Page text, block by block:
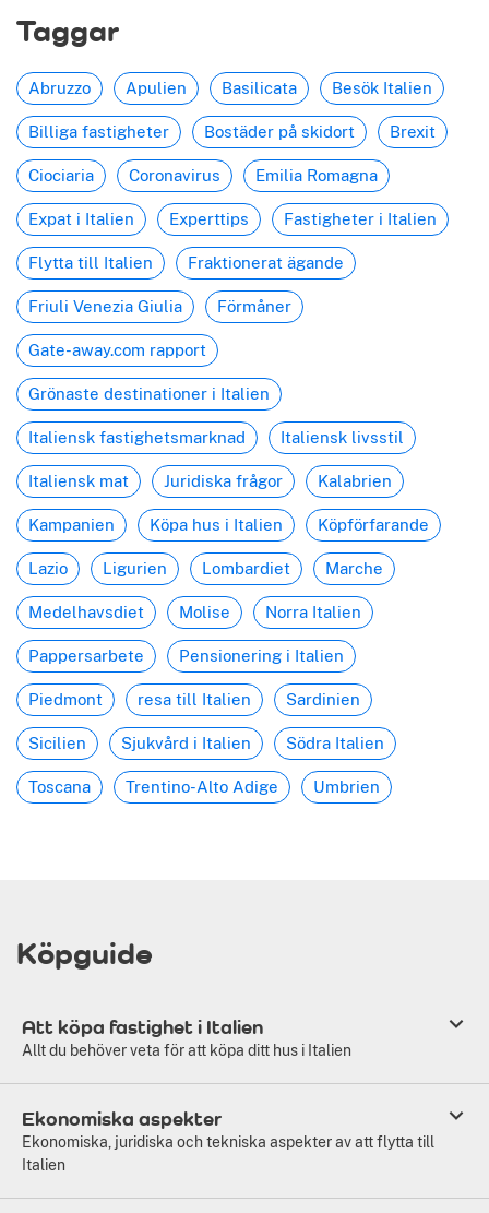
Taggar
Abruzzo Apulien Basilicata Besök Italien
Billiga fastigheter Bostäder på skidort Brexit
Ciociaria Coronavirus Emilia Romagna
Expat i Italien Experttips Fastigheter i Italien
Flytta till Italien Fraktionerat ägande
Friuli Venezia Giulia Förmåner
Gate-away.com rapport
Grönaste destinationer i Italien
Italiensk fastighetsmarknad Italiensk livsstil
Italiensk mat Juridiska frågor Kalabrien
Kampanien Köpa hus i Italien Köpförfarande
Lazio Ligurien Lombardiet Marche
Medelhavsdiet Molise Norra Italien
Pappersarbete Pensionering i Italien
Piedmont resa till Italien Sardinien
Sicilien Sjukvård i Italien Södra Italien
Toscana Trentino-Alto Adige Umbrien
Köpguide
Att köpa fastighet i Italien
Allt du behöver veta för att köpa ditt hus i Italien
Ekonomiska aspekter
Ekonomiska, juridiska och tekniska aspekter av att flytta till
Italien